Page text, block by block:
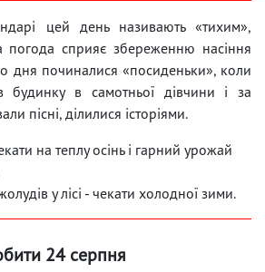
цей день називають «тихим»,
погода сприяє збереженню насіння
дня починалися «посиденьки», коли
будинку в самотньої дівчини і за
пісні, ділилися історіями.
на теплу осінь і гарний урожай
у лісі - чекати холодної зими.
24 серпня